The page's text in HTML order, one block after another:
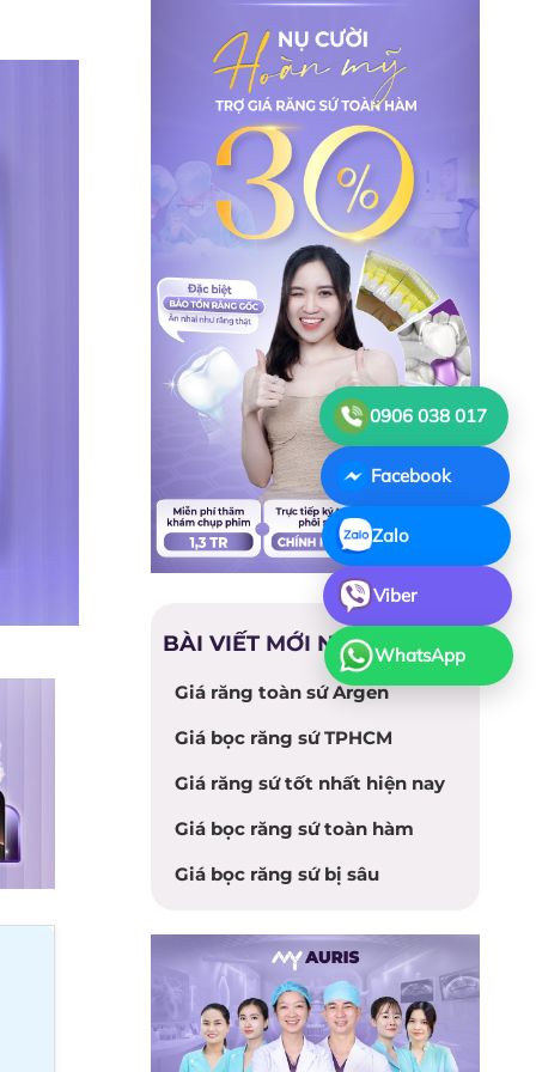
BÀI VIẾT MỚI NHẤT
Giá răng toàn sứ Argen
Giá bọc răng sứ TPHCM
Giá răng sứ tốt nhất hiện nay
Giá bọc răng sứ toàn hàm
Giá bọc răng sứ bị sâu
0906 038 017
Facebook
Zalo
Viber
WhatsApp